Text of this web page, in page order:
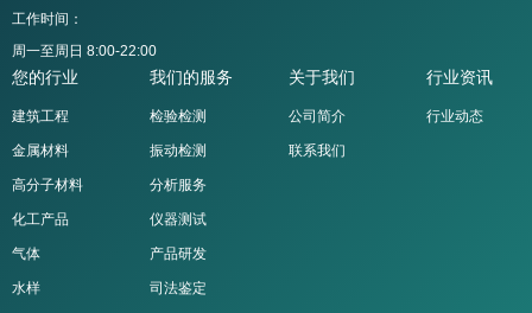
工作时间：
周一至周日 8:00-22:00
您的行业
建筑工程
金属材料
高分子材料
化工产品
气体
水样
我们的服务
检验检测
振动检测
分析服务
仪器测试
产品研发
司法鉴定
关于我们
公司简介
联系我们
行业资讯
行业动态